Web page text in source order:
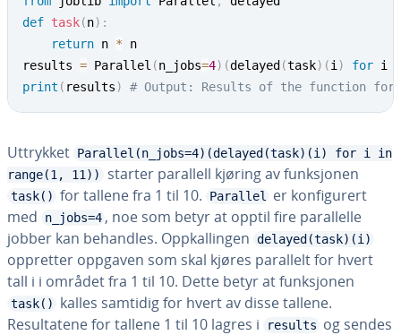
def task(n) :
return n * n
results = Parallel (n_jobs=4) (delayed (task) (i ) for i
print ( results) # Output: Results of the function for
Uttrykket Parallel(n_jobs=4)(delayed(task)(i) for i in
range(1, 11))
starter parallell kjøring av funksjonen
task() for tallene fra 1 til 10. Parallel
er konfigurert
med
n_jobs=4 , noe som betyr at opptil fire parallelle
jobber kan behandles. Oppkallingen delayed(task)(i)
oppretter oppgaven som skal kjøres parallelt for hvert
tall i i området fra 1 til 10. Dette betyr at funksjonen
task()
kalles samtidig for hvert av disse tallene.
Resultatene for tallene 1 til 10 lagres i
results og sendes